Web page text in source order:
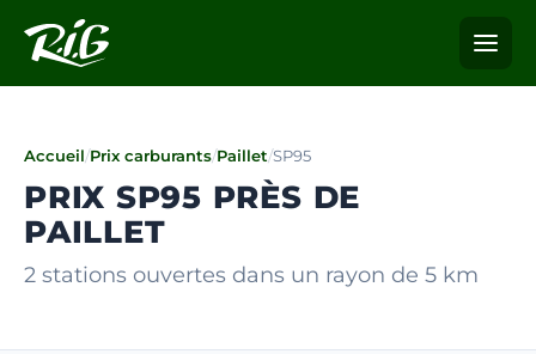
Accueil/Prix carburants/Paillet/SP95
PRIX SP95 PRÈS DE
PAILLET
2 stations ouvertes dans un rayon de 5 km